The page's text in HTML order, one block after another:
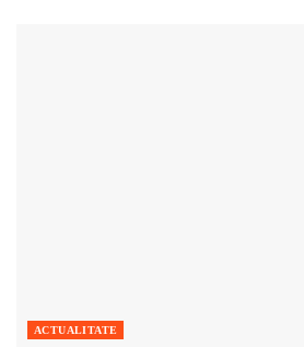
ACTUALITATE